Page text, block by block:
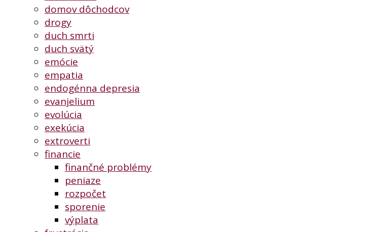
domov dôchodcov
drogy
duch smrti
duch svätý
emócie
empatia
endogénna depresia
evanjelium
evolúcia
exekúcia
extroverti
financie
finančné problémy
peniaze
rozpočet
sporenie
výplata